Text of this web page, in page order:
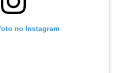
no Instagram